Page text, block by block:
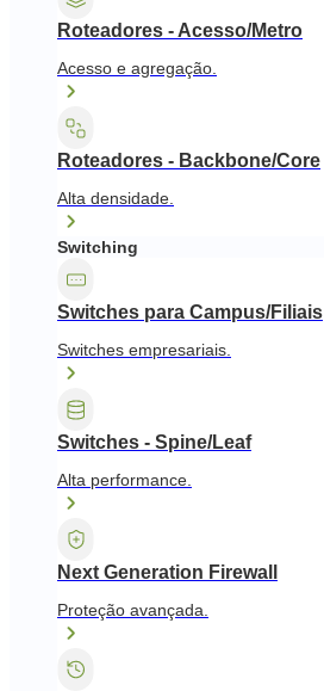
Roteadores - Acesso/Metro
Acesso e agregação.
Roteadores - Backbone/Core
Alta densidade.
Switching
Switches para Campus/Filiais
Switches empresariais.
Switches - Spine/Leaf
Alta performance.
Next Generation Firewall
Proteção avançada.